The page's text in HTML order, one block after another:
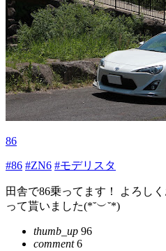
86
#86 #ZN6 #モデリスタ
田舎で86乗ってます！ よろし
って貰いました(*˘︶˘*)
thumb_up 96
comment6